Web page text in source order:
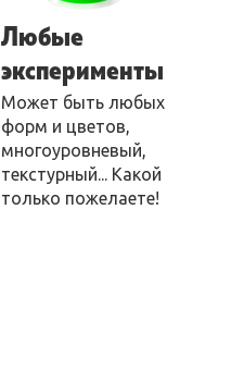
Любые
эксперименты
Может быть любых
форм и цветов,
многоуровневый,
текстурный... Какой
только пожелаете!